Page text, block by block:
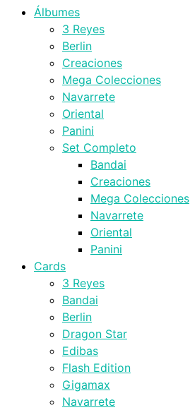
Álbumes
3 Reyes
Berlin
Creaciones
Mega Colecciones
Navarrete
Oriental
Panini
Set Completo
Bandai
Creaciones
Mega Colecciones
Navarrete
Oriental
Panini
Cards
3 Reyes
Bandai
Berlin
Dragon Star
Edibas
Flash Edition
Gigamax
Navarrete